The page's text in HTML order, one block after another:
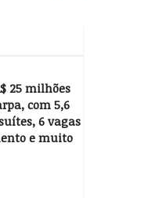
25 milhões
com 5,6
6 vagas
e muito